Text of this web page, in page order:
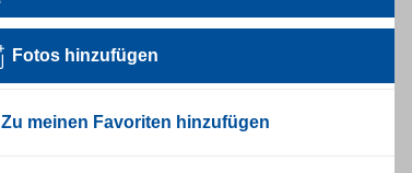
Fotos hinzufügen
Zu meinen Favoriten hinzufügen